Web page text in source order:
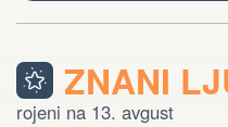
ZNANI
rojeni na 13. avgust